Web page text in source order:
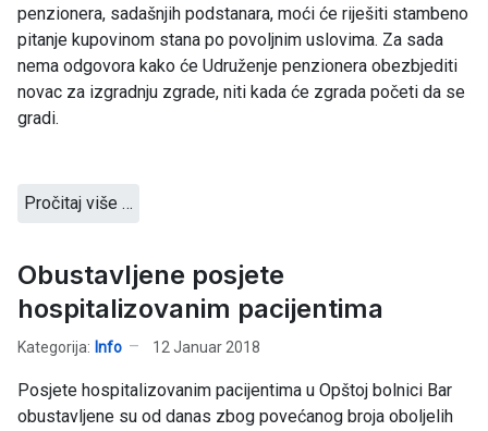
penzionera, sadašnjih podstanara, moći će riješiti stambeno
pitanje kupovinom stana po povoljnim uslovima. Za sada
nema odgovora kako će Udruženje penzionera obezbjediti
novac za izgradnju zgrade, niti kada će zgrada početi da se
gradi.
Pročitaj više …
Obustavljene posjete
hospitalizovanim pacijentima
Kategorija: Info 12 Januar 2018
Posjete hospitalizovanim pacijentima u Opštoj bolnici Bar
obustavljene su od danas zbog povećanog broja oboljelih